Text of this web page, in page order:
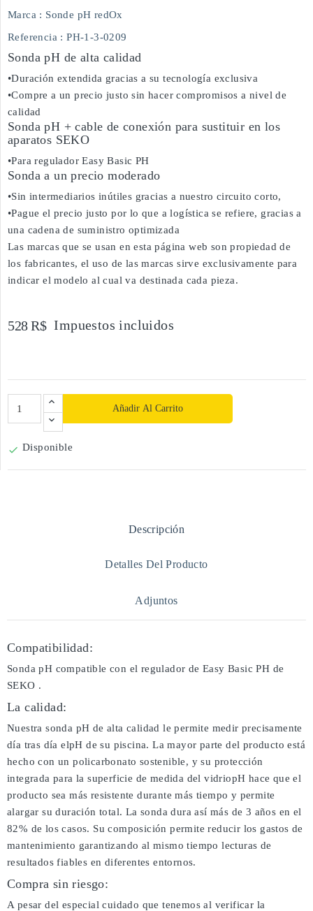
Marca : Sonde pH redOx
Referencia : PH-1-3-0209
Sonda pH de alta calidad
•Duración extendida gracias a su tecnología exclusiva
•Compre a un precio justo sin hacer compromisos a nivel de
calidad
Sonda pH + cable de conexión para sustituir en los
aparatos SEKO
•Para regulador Easy Basic PH
Sonda a un precio moderado
•Sin intermediarios inútiles gracias a nuestro circuito corto,
•Pague el precio justo por lo que a logística se refiere, gracias a
una cadena de suministro optimizada
Las marcas que se usan en esta página web son propiedad de
los fabricantes, el uso de las marcas sirve exclusivamente para
indicar el modelo al cual va destinada cada pieza.
528 R$ Impuestos incluidos
Añadir Al Carrito
 Disponible
Descripción
Detalles Del Producto
Adjuntos
Compatibilidad:
Sonda pH compatible con el regulador de Easy Basic PH de
SEKO .
La calidad:
Nuestra sonda pH de alta calidad le permite medir precisamente
día tras día elpH de su piscina. La mayor parte del producto está
hecho con un policarbonato sostenible, y su protección
integrada para la superficie de medida del vidriopH hace que el
producto sea más resistente durante más tiempo y permite
alargar su duración total. La sonda dura así más de 3 años en el
82% de los casos. Su composición permite reducir los gastos de
mantenimiento garantizando al mismo tiempo lecturas de
resultados fiables en diferentes entornos.
Compra sin riesgo:
A pesar del especial cuidado que tenemos al verificar la